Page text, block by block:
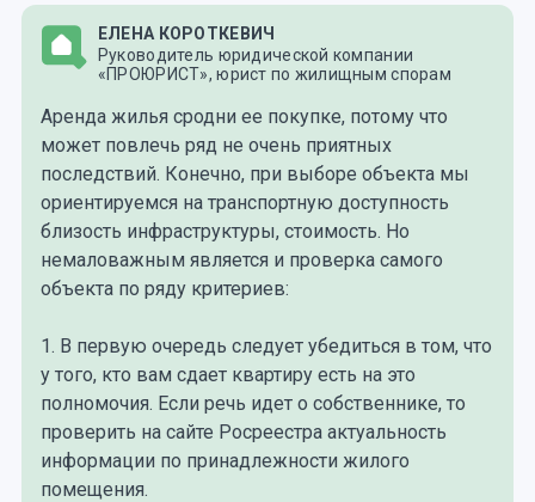
ЕЛЕНА КОРОТКЕВИЧ
Руководитель юридической компании
«ПРОЮРИСТ», юрист по жилищным спорам
Аренда жилья сродни ее покупке, потому что
может повлечь ряд не очень приятных
последствий. Конечно, при выборе объекта мы
ориентируемся на транспортную доступность
близость инфраструктуры, стоимость. Но
немаловажным является и проверка самого
объекта по ряду критериев:
1. В первую очередь следует убедиться в том, что
у того, кто вам сдает квартиру есть на это
полномочия. Если речь идет о собственнике, то
проверить на сайте Росреестра актуальность
информации по принадлежности жилого
помещения.